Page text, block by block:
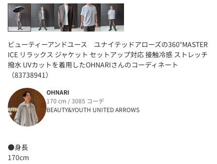
ビューティーアンドユース ユナイテッドアローズの360°MASTER
ICE リラックス ジャケット セットアップ対応 接触冷感 ストレッチ
撥水 UVカットを着用したOHNARIさんのコーディネート
（83738941）
OHNARI
170 cm / 3085 コーデ
BEAUTY&YOUTH UNITED ARROWS
●身長
170cm